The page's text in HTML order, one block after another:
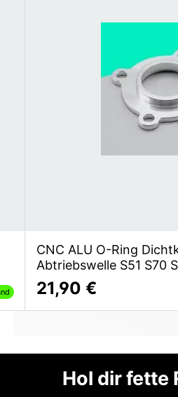
CNC ALU O-Ring
Abtriebswelle S51 S70
21,90 €
Hol dir fette